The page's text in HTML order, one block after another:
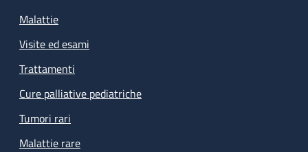
Malattie
Visite ed esami
Trattamenti
Cure palliative pediatriche
Tumori rari
Malattie rare